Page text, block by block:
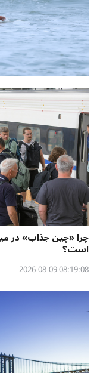
چرا «چین جذاب» در
است؟
08:19:08 2026-08-09